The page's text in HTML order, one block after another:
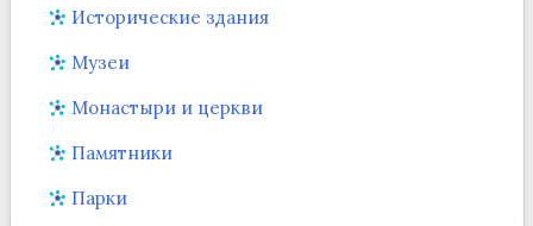
Исторические здания
Музеи
Монастыри и церкви
Памятники
Парки